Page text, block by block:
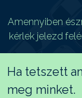
Amennyiben
kérlek jelezd
Ha tetszett
meg minket.